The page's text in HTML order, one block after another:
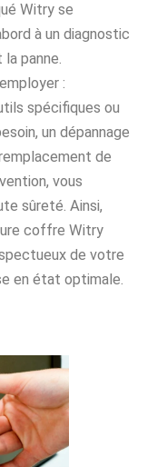
Witry se
à un diagnostic
panne.
:
spécifiques ou
un dépannage
de
vous
sûreté. Ainsi,
coffre Witry
de votre
en état optimale.